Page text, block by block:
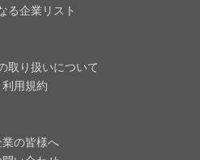
る企業リスト
取り扱いについて
利用規約
業の皆様へ